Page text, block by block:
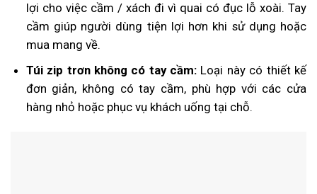
lợi cho việc cầm / xách đi vì quai có đục lỗ xoài. Tay
cầm giúp người dùng tiện lợi hơn khi sử dụng hoặc
mua mang về.
Túi zip trơn không có tay cầm: Loại này có thiết kế
đơn giản, không có tay cầm, phù hợp với các cửa
hàng nhỏ hoặc phục vụ khách uống tại chỗ.